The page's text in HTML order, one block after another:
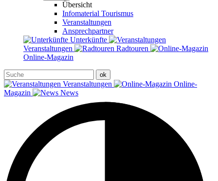
Übersicht
Infomaterial Tourismus
Veranstaltungen
Ansprechpartner
Unterkünfte
Veranstaltungen
Radtouren
Online-Magazin
Veranstaltungen
Online-
Magazin
News